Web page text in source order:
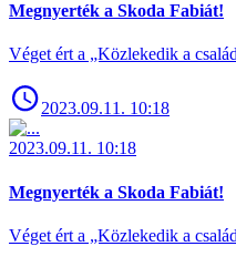
Megnyerték a Skoda Fabiát!
Véget ért a „Közlekedik a
2023.09.11. 10:18
2023.09.11. 10:18
Megnyerték a Skoda Fabiát!
Véget ért a „Közlekedik a